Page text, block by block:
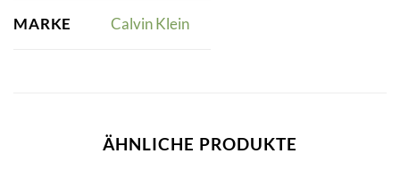
MARKE Calvin Klein
ÄHNLICHE PRODUKTE